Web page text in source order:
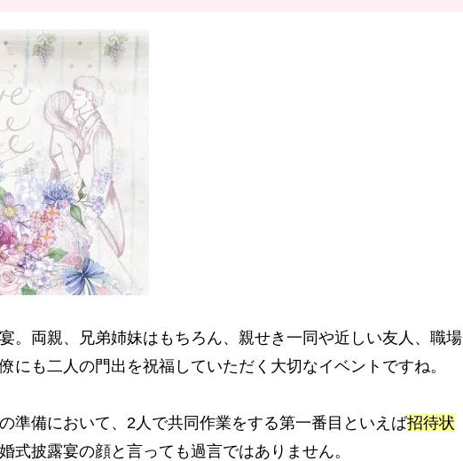
。両親、兄弟姉妹はもちろん、親せき一同や近しい友人、職場
にも二人の門出を祝福していただく大切なイベントですね。
準備において、2人で共同作業をする第一番目といえば招待状
式披露宴の顔と言っても過言ではありません。